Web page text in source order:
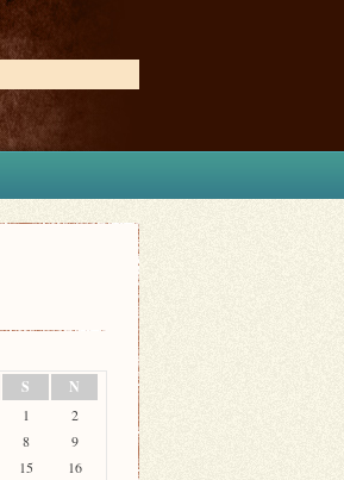
S N
1
2
8
9
15
16